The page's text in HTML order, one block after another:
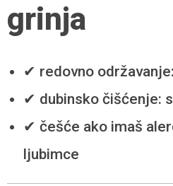
grinja
✔ redovno
✔ dubinsko čišćenje:
✔ češće ako imaš
ljubimce